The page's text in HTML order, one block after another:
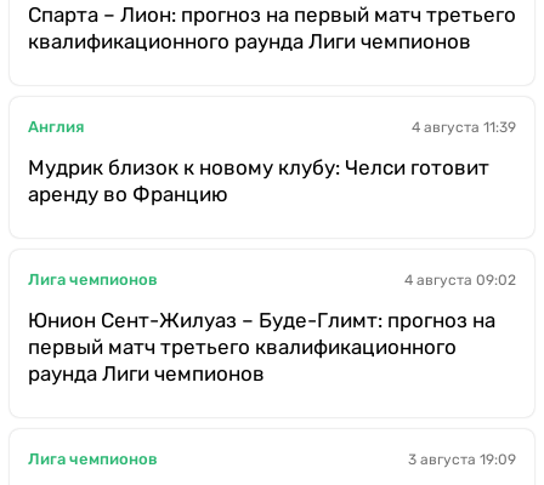
Спарта – Лион: прогноз на первый матч третьего
квалификационного раунда Лиги чемпионов
Англия 4 августа 11:39
Мудрик близок к новому клубу: Челси готовит
аренду во Францию
Лига чемпионов 4 августа 09:02
Юнион Сент-Жилуаз – Буде-Глимт: прогноз на
первый матч третьего квалификационного
раунда Лиги чемпионов
Лига чемпионов 3 августа 19:09